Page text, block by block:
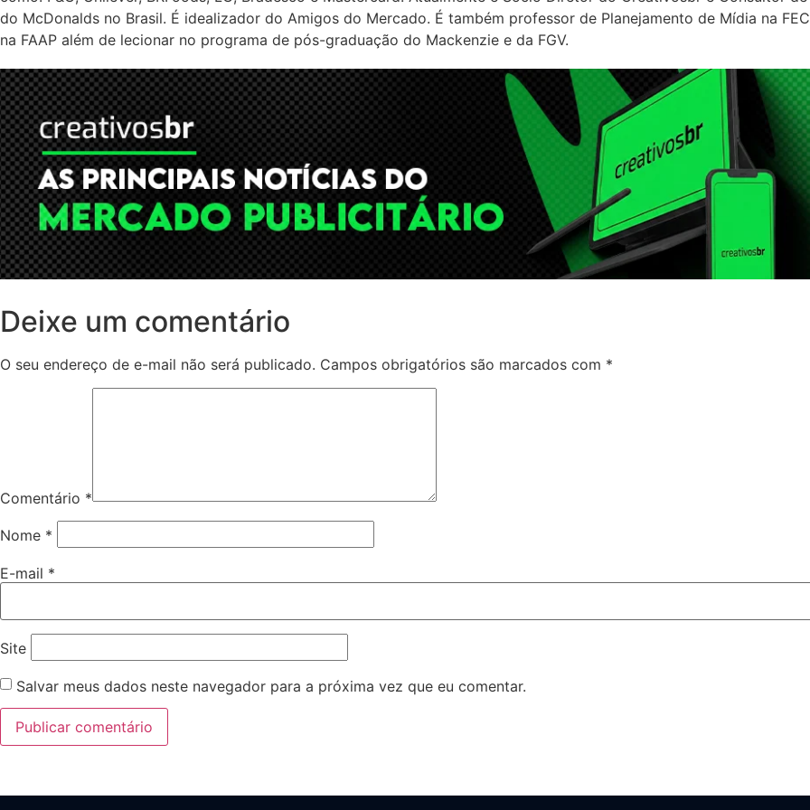
do McDonalds no Brasil. É idealizador do Amigos do Mercado. É também professor de Planejamento de Mídia na
na FAAP além de lecionar no programa de pós-graduação do Mackenzie e da FGV.
Deixe um comentário
O seu endereço de e-mail não será publicado. Campos obrigatórios são marcados com *
Comentário *
Nome *
E-mail *
Site
Salvar meus dados neste navegador para a próxima vez que eu comentar.